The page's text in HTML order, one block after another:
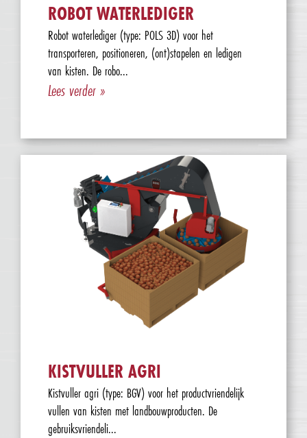
ROBOT WATERLEDIGER
Robot waterlediger (type: POLS 3D) voor het
transporteren, positioneren, (ont)stapelen en ledigen
van kisten. De robo...
Lees verder »
KISTVULLER AGRI
Kistvuller agri (type: BGV) voor het productvriendelijk
vullen van kisten met landbouwproducten. De
gebruiksvriendeli...